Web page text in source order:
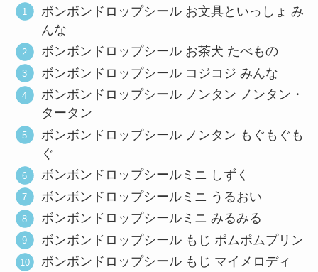
ボンボンドロップシール お文具といっしょ み
んな
ボンボンドロップシール お茶犬 たべもの
ボンボンドロップシール コジコジ みんな
ボンボンドロップシール ノンタン ノンタン・
タータン
ボンボンドロップシール ノンタン もぐもぐも
ぐ
ボンボンドロップシールミニ しずく
ボンボンドロップシールミニ うるおい
ボンボンドロップシールミニ みるみる
ボンボンドロップシール もじ ポムポムプリン
ボンボンドロップシール もじ マイメロディ